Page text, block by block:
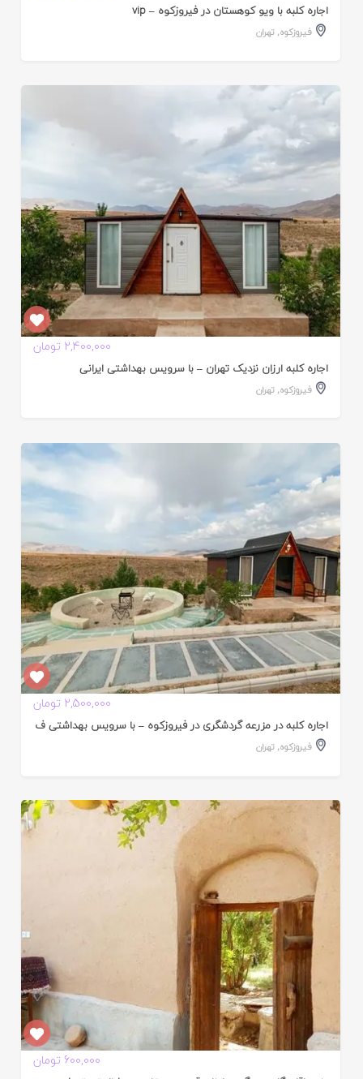
اجاره کلبه با ویو کوهستان در فیروزکوه – vip
فیروزکوه,تهران
2,400,000 تومان
اجاره کلبه ارزان نزدیک تهران – با سرویس بهداشتی ایرانی
فیروزکوه,تهران
2,500,000 تومان
اجاره کلبه در مزرعه گردشگری در فیروزکوه – با سرویس بهداشتی ف
فیروزکوه,تهران
600,000 تومان